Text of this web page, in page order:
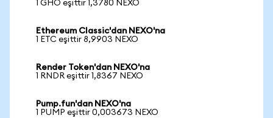
1 GHO eşittir 1,3780 NEXO
Ethereum Classic'dan NEXO'na
1 ETC eşittir 8,9903 NEXO
Render Token'dan NEXO'na
1 RNDR eşittir 1,8367 NEXO
Pump.fun'dan NEXO'na
1 PUMP eşittir 0,003673 NEXO